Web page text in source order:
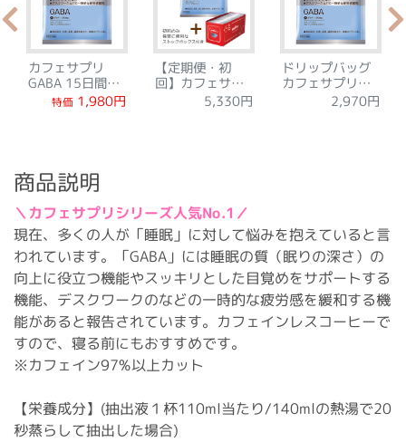
カフェサプリ
GABA 15日間セ
ット【1セット1
特価 1,980円
【定期便・初
回】カフェサプ
リ GABA 30袋
5,330円
ドリップバッグ
カフェサプリ
GABA 15袋2,970円
商品説明
＼カフェサプリシリーズ人気No.1／
現在、多くの人が「睡眠」に対して悩みを抱えていると言
われています。「GABA」には睡眠の質（眠りの深さ）の
向上に役立つ機能やスッキリとした目覚めをサポートする
機能、デスクワークのなどの一時的な疲労感を緩和する機
能があると報告されています。カフェインレスコーヒーで
すので、寝る前にもおすすめです。
※カフェイン97%以上カット
【栄養成分】(抽出液１杯110ml当たり/140mlの熱湯で20
秒蒸らして抽出した場合)